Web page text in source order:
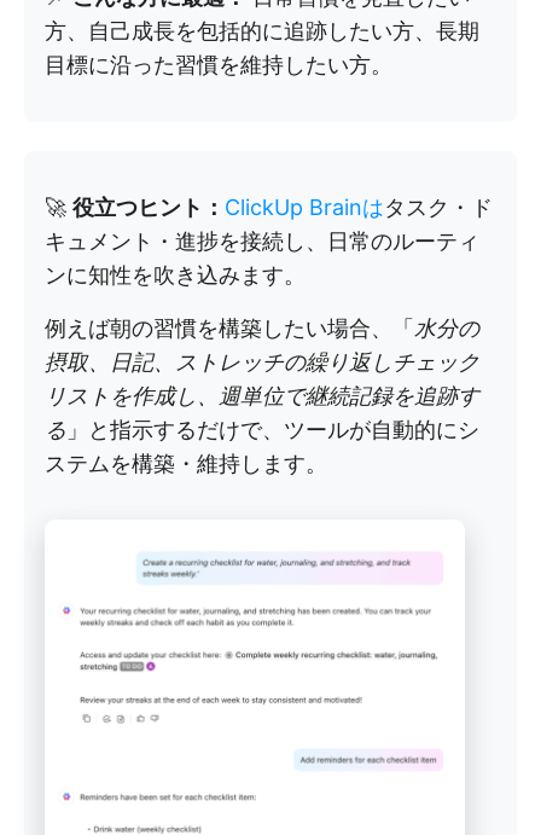
方、自己成長を包括的に追跡したい方、長期
目標に沿った習慣を維持したい方。
🚀 役立つヒント： ClickUp Brainはタスク・ド
キュメント・進捗を接続し、日常のルーティ
ンに知性を吹き込みます。
例えば朝の習慣を構築したい場合、「水分の
摂取、日記、ストレッチの繰り返しチェック
リストを作成し、週単位で継続記録を追跡す
る 」と指示するだけで、ツールが自動的にシ
ステムを構築・維持します。